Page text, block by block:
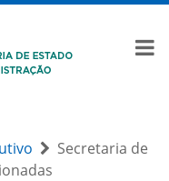
Secretaria de